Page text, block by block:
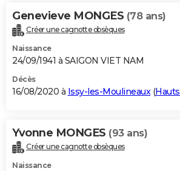
Genevieve MONGES (78 ans)
Créer une cagnotte obsèques
Naissance
24/09/1941 à SAIGON VIET NAM
Décès
16/08/2020 à Issy-les-Moulineaux(
Yvonne MONGES (93 ans)
Créer une cagnotte obsèques
Naissance